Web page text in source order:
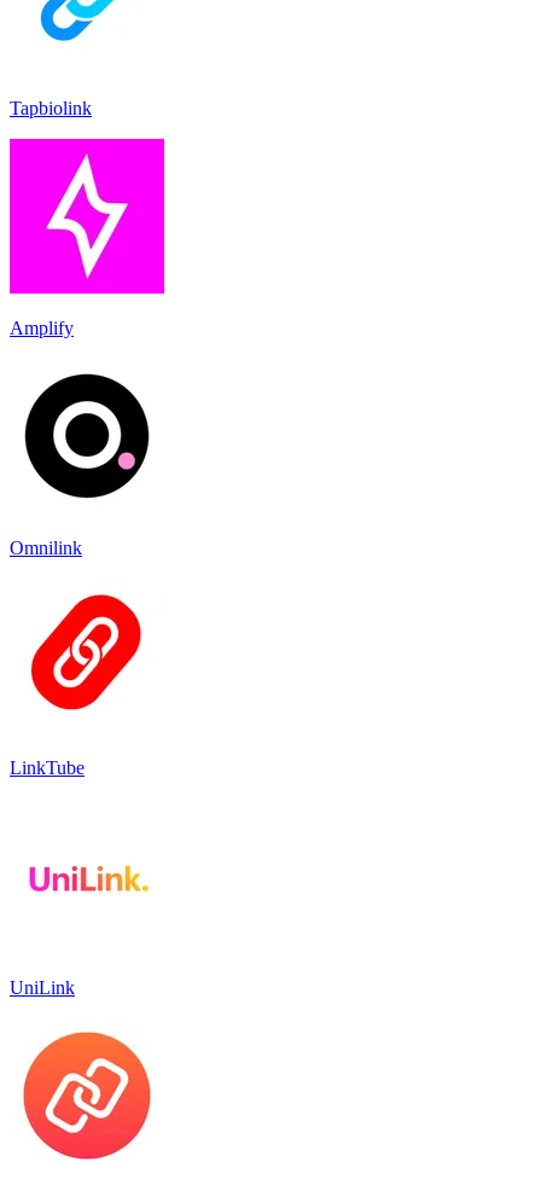
Tapbiolink
Amplify
Omnilink
LinkTube
UniLink